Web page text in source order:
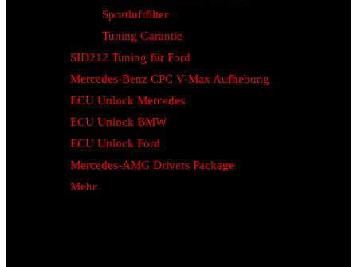
Sportluftfilter
Tuning Garantie
SID212 Tuning für Ford
Mercedes-Benz CPC V-Max Aufhebung
ECU Unlock Mercedes
ECU Unlock BMW
ECU Unlock Ford
Mercedes-AMG Drivers Package
Mehr